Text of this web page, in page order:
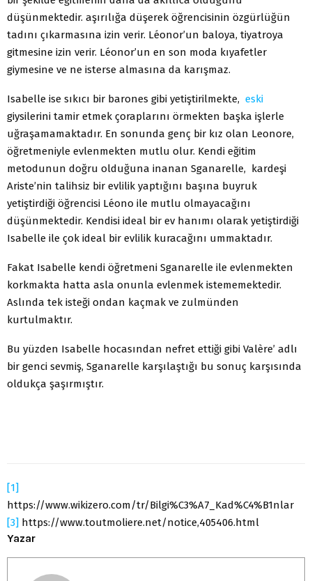
düşünmektedir. aşırılığa düşerek öğrencisinin özgürlüğün
tadını çıkarmasına izin verir. Léonor’un baloya, tiyatroya
gitmesine izin verir. Léonor’un en son moda kıyafetler
giymesine ve ne isterse almasına da karışmaz.
Isabelle ise sıkıcı bir barones gibi yetiştirilmekte, eski
giysilerini tamir etmek çoraplarını örmekten başka işlerle
uğraşamamaktadır. En sonunda genç bir kız olan Leonore,
öğretmeniyle evlenmekten mutlu olur. Kendi eğitim
metodunun doğru olduğuna inanan Sganarelle, kardeşi
Ariste’nin talihsiz bir evlilik yaptığını başına buyruk
yetiştirdiği öğrencisi Léono ile mutlu olmayacağını
düşünmektedir. Kendisi ideal bir ev hanımı olarak yetiştirdiği
Isabelle ile çok ideal bir evlilik kuracağını ummaktadır.
Fakat Isabelle kendi öğretmeni Sganarelle ile evlenmekten
korkmakta hatta asla onunla evlenmek istememektedir.
Aslında tek isteği ondan kaçmak ve zulmünden
kurtulmaktır.
Bu yüzden Isabelle hocasından nefret ettiği gibi Valère’ adlı
bir genci sevmiş, Sganarelle karşılaştığı bu sonuç karşısında
oldukça şaşırmıştır.
[1]
https://www.wikizero.com/tr/Bilgi%C3%A7_Kad%C4%B1nlar
[3] https://www.toutmoliere.net/notice,405406.html
Yazar